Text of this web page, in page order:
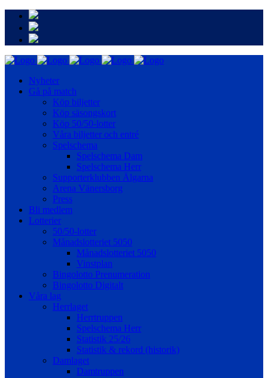
Nyheter
Gå på match
Köp biljetter
Köp säsongskort
Köp 50/50-lotter
Våra biljetter och entré
Spelschema
Spelschema Dam
Spelschema Herr
Supporterklubben Älgarna
Arena Vänersborg
Press
Bli medlem
Lotterier
50/50-lotter
Månadslotteriet 5050
Månadslotteriet 5050
Vinstplan
Bingolotto Prenumeration
Bingolotto Digitalt
Våra lag
Herrlaget
Herrtruppen
Spelschema Herr
Statistik 25/26
Statistik & rekord (historik)
Damlaget
Damtruppen